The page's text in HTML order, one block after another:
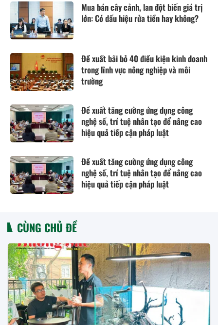
Mua bán cây cảnh, lan đột biến giá trị
lớn: Có dấu hiệu rửa tiền hay không?
Đề xuất bãi bỏ 40 điều kiện kinh doanh
trong lĩnh vực nông nghiệp và môi
trường
Đề xuất tăng cường ứng dụng công
nghệ số, trí tuệ nhân tạo để nâng cao
hiệu quả tiếp cận pháp luật
Đề xuất tăng cường ứng dụng công
nghệ số, trí tuệ nhân tạo để nâng cao
hiệu quả tiếp cận pháp luật
CÙNG CHỦ ĐỀ